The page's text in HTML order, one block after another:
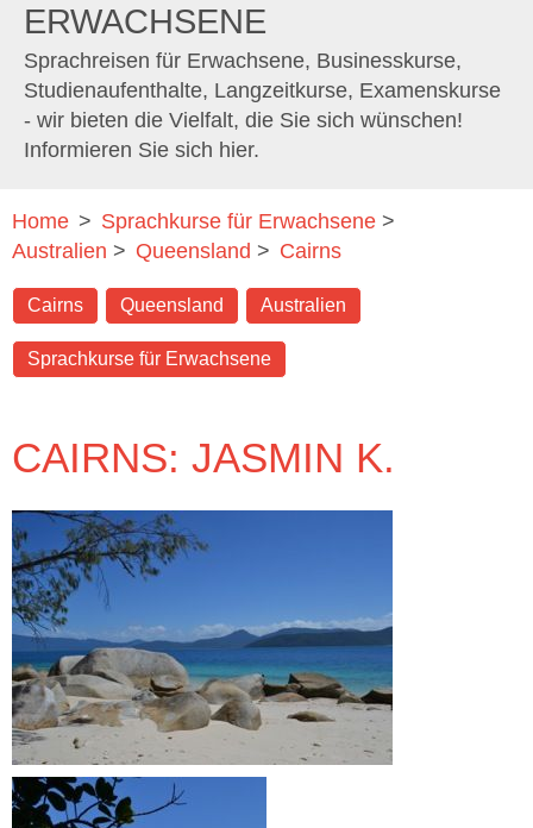
ERWACHSENE
Sprachreisen für Erwachsene, Businesskurse,
Studienaufenthalte, Langzeitkurse, Examenskurse
- wir bieten die Vielfalt, die Sie sich wünschen!
Informieren Sie sich hier.
Home > Sprachkurse für Erwachsene >
Australien > Queensland > Cairns
Cairns Queensland Australien
Sprachkurse für Erwachsene
CAIRNS: JASMIN K.